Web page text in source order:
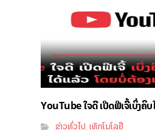
YouTube ໃຈດີ ເປີດຟີເຈີ້ເບິ່ງ
ຂ່າວທົ່ວໄປ,ເທັກໂນໂລຢີ